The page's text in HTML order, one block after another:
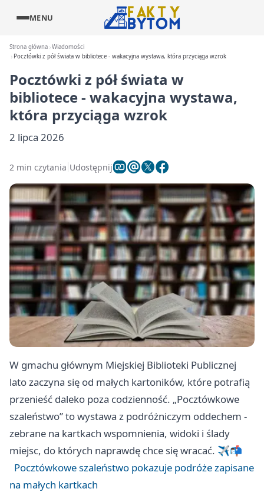
MENU
Strona główna Wiadomości
Pocztówki z pół świata w bibliotece - wakacyjna wystawa, która przyciąga wzrok
Pocztówki z pół świata w
bibliotece - wakacyjna wystawa,
która przyciąga wzrok
2 lipca 2026
2 min czytania Udostępnij
W gmachu głównym Miejskiej Biblioteki Publicznej
lato zaczyna się od małych kartoników, które potrafią
przenieść daleko poza codzienność. „Pocztówkowe
szaleństwo” to wystawa z podróżniczym oddechem -
zebrane na kartkach wspomnienia, widoki i ślady
miejsc, do których naprawdę chce się wracać. ✈️📬
Pocztówkowe szaleństwo pokazuje podróże zapisane
na małych kartkach